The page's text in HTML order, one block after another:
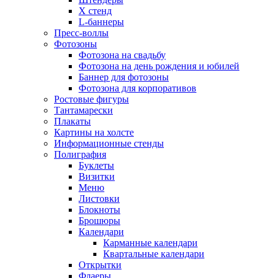
Х стенд
L-баннеры
Пресс-воллы
Фотозоны
Фотозона на свадьбу
Фотозона на день рождения и юбилей
Баннер для фотозоны
Фотозона для корпоративов
Ростовые фигуры
Тантамарески
Плакаты
Картины на холсте
Информационные стенды
Полиграфия
Буклеты
Визитки
Меню
Листовки
Блокноты
Брошюры
Календари
Карманные календари
Квартальные календари
Открытки
Флаеры